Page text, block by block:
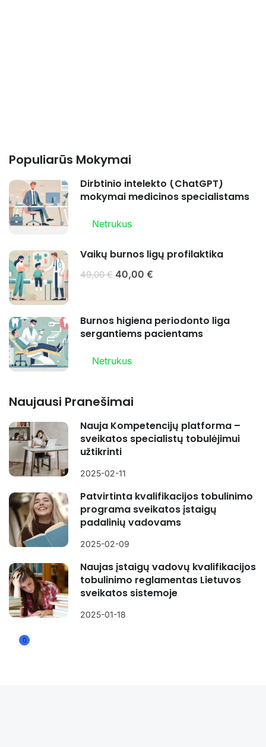
Populiarūs Mokymai
Dirbtinio intelekto (ChatGPT)
mokymai medicinos specialistams
Netrukus
Vaikų burnos ligų profilaktika
49,00 € 40,00 €
Burnos higiena periodonto liga
sergantiems pacientams
Netrukus
Naujausi Pranešimai
Nauja Kompetencijų platforma –
sveikatos specialistų tobulėjimui
užtikrinti
2025-02-11
Patvirtinta kvalifikacijos tobulinimo
programa sveikatos įstaigų
padalinių vadovams
2025-02-09
Naujas įstaigų vadovų kvalifikacijos
tobulinimo reglamentas Lietuvos
sveikatos sistemoje
2025-01-18
0